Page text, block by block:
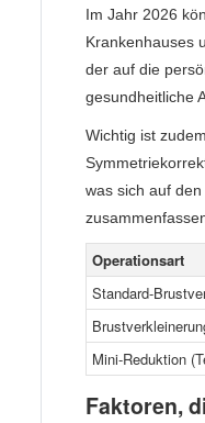
Im Jahr 2026
Krankenhauses
der auf die
gesundheitliche
Wichtig ist
was sich auf
Operationsart
Standard-
Mini-Reduktion
Faktoren,